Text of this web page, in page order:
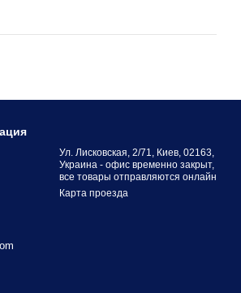
Ул. Лисковская, 2/71, Киев, 02163,
Украина - офис временно закрыт,
все товары отправляются онлайн
Карта проезда